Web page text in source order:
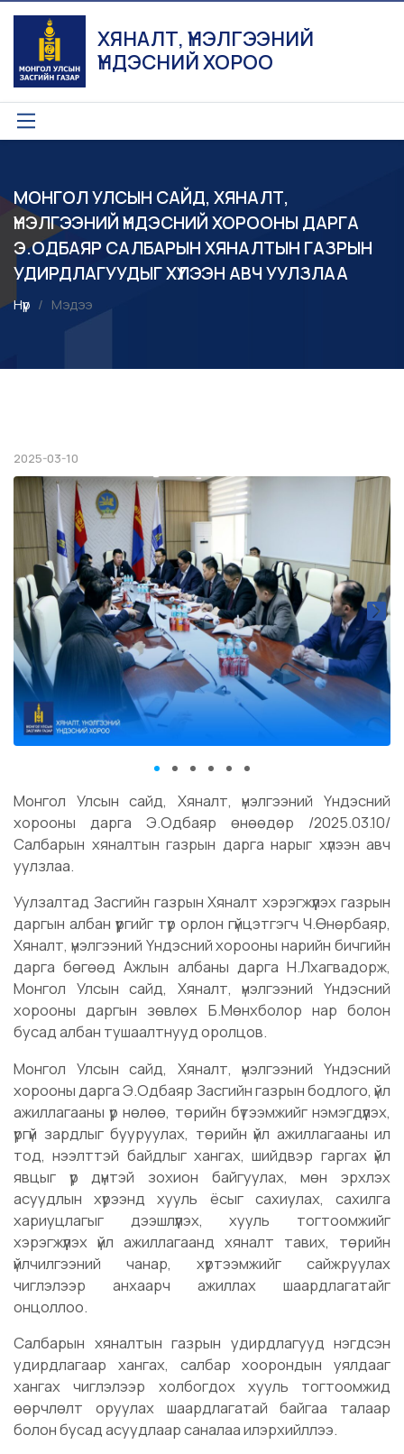
ХЯНАЛТ, ҮНЭЛГЭЭНИЙ
ҮНДЭСНИЙ ХОРОО
МОНГОЛ УЛСЫН САЙД, ХЯНАЛТ,
ҮНЭЛГЭЭНИЙ ҮНДЭСНИЙ ХОРООНЫ ДАРГА
Э.ОДБАЯР САЛБАРЫН ХЯНАЛТЫН ГАЗРЫН
УДИРДЛАГУУДЫГ ХҮЛЭЭН АВЧ УУЛЗЛАА
Нүүр Мэдээ
2025-03-10
Монгол Улсын сайд, Хяналт, үнэлгээний Үндэсний
хорооны дарга Э.Одбаяр өнөөдөр /2025.03.10/
Салбарын хяналтын газрын дарга нарыг хүлээн авч
уулзлаа.
Уулзалтад Засгийн газрын Хяналт хэрэгжүүлэх газрын
даргын албан үүргийг түр орлон гүйцэтгэгч Ч.Өнөрбаяр,
Хяналт, үнэлгээний Үндэсний хорооны нарийн бичгийн
дарга бөгөөд Ажлын албаны дарга Н.Лхагвадорж,
Монгол Улсын сайд, Хяналт, үнэлгээний Үндэсний
хорооны даргын зөвлөх Б.Мөнхболор нар болон
бусад албан тушаалтнууд оролцов.
Монгол Улсын сайд, Хяналт, үнэлгээний Үндэсний
хорооны дарга Э.Одбаяр Засгийн газрын бодлого, үйл
ажиллагааны үр нөлөө, төрийн бүтээмжийг нэмэгдүүлэх,
үргүй зардлыг бууруулах, төрийн үйл ажиллагааны ил
тод, нээлттэй байдлыг хангах, шийдвэр гаргах үйл
явцыг үр дүнтэй зохион байгуулах, мөн эрхлэх
асуудлын хүрээнд хууль ёсыг сахиулах, сахилга
хариуцлагыг дээшлүүлэх, хууль тогтоомжийг
хэрэгжүүлэх үйл ажиллагаанд хяналт тавих, төрийн
үйлчилгээний чанар, хүртээмжийг сайжруулах
чиглэлээр анхаарч ажиллах шаардлагатайг
онцоллоо.
Салбарын хяналтын газрын удирдлагууд нэгдсэн
удирдлагаар хангах, салбар хоорондын уялдааг
хангах чиглэлээр холбогдох хууль тогтоомжид
өөрчлөлт оруулах шаардлагатай байгаа талаар
болон бусад асуудлаар саналаа илэрхийллээ.